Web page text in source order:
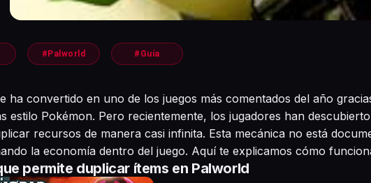
#Palworld #Guía
ha convertido en uno de los juegos más comentados del año
estilo Pokémon. Pero recientemente, los jugadores han
recursos de manera casi infinita. Esta mecánica no está
la economía dentro del juego. Aquí te explicamos cómo
permite duplicar ítems en Palworld